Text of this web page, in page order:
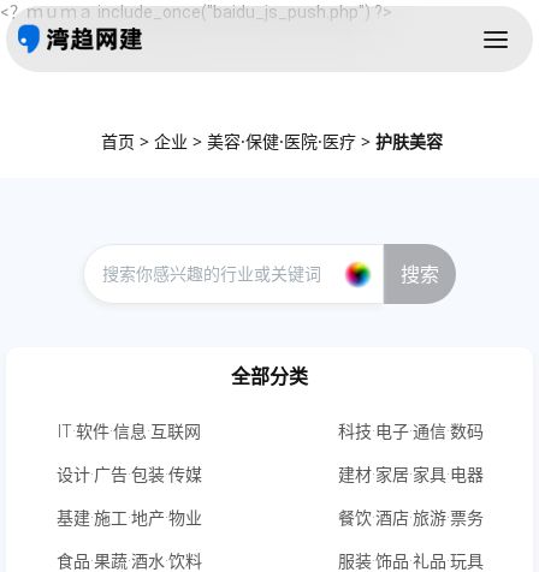
<？ｍｕｍａ include_once("baidu_js_push.php") ?>
首页 > 企业 > 美容·保健·医院·医疗 > 护肤美容
搜索
全部分类
IT·软件·信息·互联网 科技·电子·通信·数码
设计·广告·包装·传媒 建材·家居·家具·电器
基建·施工·地产·物业 餐饮·酒店·旅游·票务
食品·果蔬·酒水·饮料 服装·饰品·礼品·玩具